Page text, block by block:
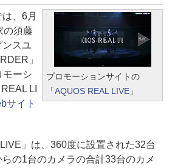
プロモーションサイトの
「AQUOS REAL LIVE」
、6月
の須藤
スユ
」
モーシ
LI
サイト
」は、360度に設置された32台
の1台のカメラの合計33台のカメ